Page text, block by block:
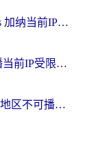
在海外看世界杯哥伦比亚 vs 加纳当前IP受限制？这篇指南帮你流畅看中文解说赛事
在越南看CCTV5世界杯直播当前IP受限制？海外党体育观赛终极指南来了
在日本看央视频世界杯当前地区不可播放？海外党体育观赛终极指南